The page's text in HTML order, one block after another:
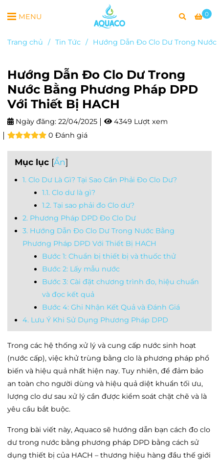
0
MENU
Trang chủ / Tin Tức / Hướng Dẫn Đo Clo Dư Trong
Hướng Dẫn Đo Clo Dư Trong
Nước Bằng Phương Pháp DPD
Với Thiết Bị HACH
Ngày đăng: 22/04/2025
4349 Lượt xem
0 Đánh giá
Mục lục [Ẩn]
1. Clo Dư Là Gì? Tại Sao Cần Phải Đo Clo Dư?
1.1. Clo dư là gì?
1.2. Tại sao phải đo Clo dư?
2. Phương Pháp DPD Đo Clo Dư
3. Hướng Dẫn Đo Clo Dư Trong Nước Bằng
Phương Pháp DPD Với Thiết Bị HACH
Bước 1: Chuẩn bị thiết bị và thuốc thử
Bước 2: Lấy mẫu nước
Bước 3: Cài đặt chương trình đo, hiệu chuẩn
và đọc kết quả
Bước 4: Ghi Nhận Kết Quả và Đánh Giá
4. Lưu Ý Khi Sử Dụng Phương Pháp DPD
Trong các hệ thống xử lý và cung cấp nước sinh hoạt
(nước cấp), việc khử trùng bằng clo là phương pháp phổ
biến và hiệu quả nhất hiện nay. Tuy nhiên, để đảm bảo
an toàn cho người dùng và hiệu quả diệt khuẩn tối ưu,
lượng clo dư sau xử lý cần được kiểm soát chặt chẽ và là
yêu cầu bắt buộc.
Trong bài viết này, Aquaco sẽ hướng dẫn bạn cách đo clo
dư trong nước bằng phương pháp DPD bằng cách sử
dụng thiết bị của HACH – thương hiệu hàng đầu thế giới